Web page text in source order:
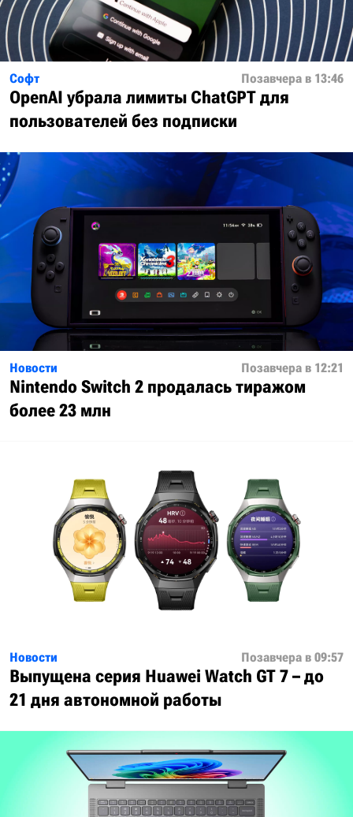
Софт Позавчера в 13:46
OpenAI убрала лимиты ChatGPT для
пользователей без подписки
Новости Позавчера в 12:21
Nintendo Switch 2 продалась тиражом
более 23 млн
Новости Позавчера в 09:57
Выпущена серия Huawei Watch GT 7 – до
21 дня автономной работы